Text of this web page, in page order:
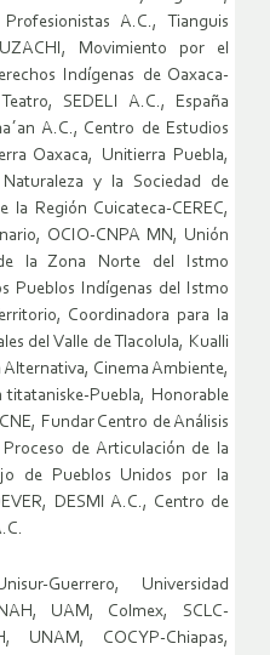
A.C., Tianguis
Movimiento por el
Indígenas de Oaxaca-
SEDELI A.C., España
A.C., Centro de Estudios
Oaxaca, Unitierra Puebla,
y la Sociedad de
Región Cuicateca-CEREC,
OCIO-CNPA MN, Unión
la Zona Norte del Istmo
Pueblos Indígenas del Istmo
Coordinadora para la
del Valle de Tlacolula, Kualli
Cinema Ambiente,
titataniske-Puebla, Honorable
Fundar Centro de Análisis
de Articulación de la
de Pueblos Unidos por la
DESMI A.C., Centro de
Guerrero, Universidad
UAM, Colmex, SCLC-
UNAM, COCYP-Chiapas,